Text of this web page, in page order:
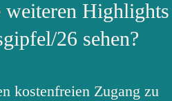
weiteren Highlights
26 sehen?
kostenfreien Zugang zu